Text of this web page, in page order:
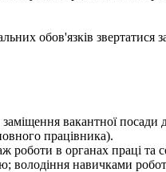
обов'язків
вакантної
працівника).
в органах праці та
володіння навичками